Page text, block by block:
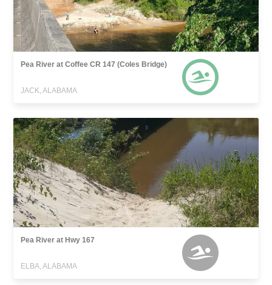
Pea River at Coffee CR 147 (Coles Bridge)
JACK, ALABAMA
Pea River at Hwy 167
ELBA, ALABAMA